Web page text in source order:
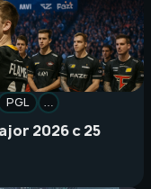
PGL …
2026 с 25